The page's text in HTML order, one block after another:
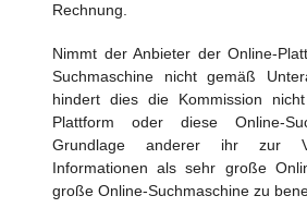
Rechnung.
Nimmt der Anbieter der Online-
Suchmaschine nicht gemäß
hindert dies die Kommission
Plattform oder diese Online-
Grundlage anderer ihr zur
Informationen als sehr große
große Online-Suchmaschine zu